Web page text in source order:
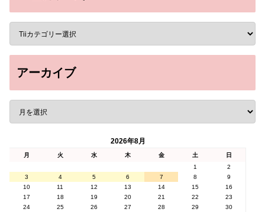
アーカイブ
2026年8月
月 火 水 木 金 土
日
1
2
3
4 5 6 7 8
9
10
11 12 13 14 15
16
17
18 19 20 21 22
23
24
25 26 27 28 29
30